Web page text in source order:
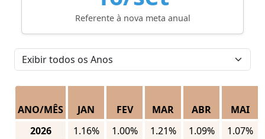
Referente à nova meta anual
ANO/MÊS JAN FEV MAR ABR
MAI
2026
1.16% 1.00% 1.21% 1.09%
1.07%